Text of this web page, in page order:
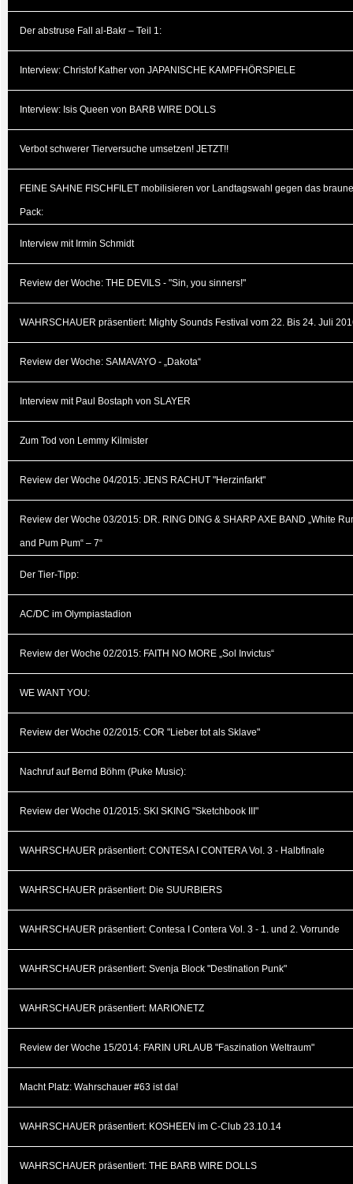
Der abstruse Fall al-Bakr – Teil 1:
Interview: Christof Kather von JAPANISCHE KAMPFHÖRSPIELE
Interview: Isis Queen von BARB WIRE DOLLS
Verbot schwerer Tierversuche umsetzen! JETZT!!
FEINE SAHNE FISCHFILET mobilisieren vor Landtagswahl gegen das braune
Pack:
Interview mit Irmin Schmidt
Review der Woche: THE DEVILS - "Sin, you sinners!"
WAHRSCHAUER präsentiert: Mighty Sounds Festival vom 22. Bis 24. Juli
Review der Woche: SAMAVAYO - „Dakota“
Interview mit Paul Bostaph von SLAYER
Zum Tod von Lemmy Kilmister
Review der Woche 04/2015: JENS RACHUT "Herzinfarkt"
Review der Woche 03/2015: DR. RING DING & SHARP AXE BAND „White
and Pum Pum“ – 7“
Der Tier-Tipp:
AC/DC im Olympiastadion
Review der Woche 02/2015: FAITH NO MORE „Sol Invictus“
WE WANT YOU:
Review der Woche 02/2015: COR "Lieber tot als Sklave"
Nachruf auf Bernd Böhm (Puke Music):
Review der Woche 01/2015: SKI SKING "Sketchbook III"
WAHRSCHAUER präsentiert: CONTESA I CONTERA Vol. 3 - Halbfinale
WAHRSCHAUER präsentiert: Die SUURBIERS
WAHRSCHAUER präsentiert: Contesa I Contera Vol. 3 - 1. und 2. Vorrunde
WAHRSCHAUER präsentiert: Svenja Block "Destination Punk"
WAHRSCHAUER präsentiert: MARIONETZ
Review der Woche 15/2014: FARIN URLAUB "Faszination Weltraum"
Macht Platz: Wahrschauer #63 ist da!
WAHRSCHAUER präsentiert: KOSHEEN im C-Club 23.10.14
WAHRSCHAUER präsentiert: THE BARB WIRE DOLLS